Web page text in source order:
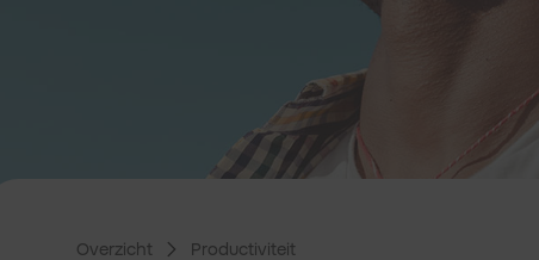
Overzicht Productiviteit